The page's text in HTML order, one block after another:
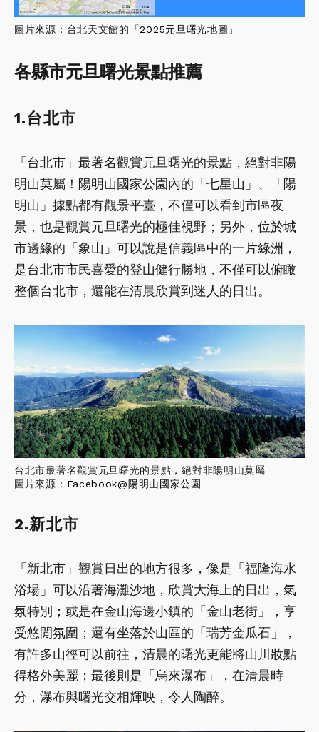
圖片來源：台北天文館的「2025元旦曙光地圖 」
各縣市元旦曙光景點推薦
1.台北市
「台北市」最著名觀賞元旦曙光的景點，絕對非陽
明山莫屬！陽明山國家公園內的「七星山」、「陽
明山」據點都有觀景平臺，不僅可以看到市區夜
景，也是觀賞元旦曙光的極佳視野；另外，位於城
市邊緣的「象山」可以說是信義區中的一片綠洲，
是台北市市民喜愛的登山健行勝地，不僅可以俯瞰
整個台北市，還能在清晨欣賞到迷人的日出。
台北市最著名觀賞元旦曙光的景點，絕對非陽明山莫屬
圖片來源： Facebook@陽明山國家公園
2.新北市
「新北市」觀賞日出的地方很多，像是「福隆海水
浴場」可以沿著海灘沙地，欣賞大海上的日出，氣
氛特別；或是在金山海邊小鎮的「金山老街」，享
受悠閒氛圍；還有坐落於山區的「瑞芳金瓜石」，
有許多山徑可以前往，清晨的曙光更能將山川妝點
得格外美麗；最後則是「烏來瀑布」，在清晨時
分，瀑布與曙光交相輝映，令人陶醉。